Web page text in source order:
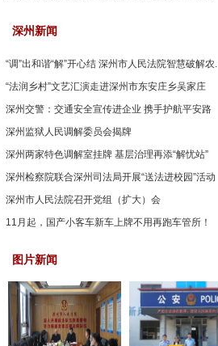
深州新闻
“调”出和谐“解”开心结 深州市人民法院智慧破解农...
“法润乡村”文艺汇演走进深州市东安庄乡吴家庄
深州交警：交通安全宣传进企业 携手护航平安路
深州监狱人民调解委员会揭牌
深州两家特色调解室挂牌 基层治理再添“解忧站”
深州检察院联合深州司法局开展“送法进校园”活动
深州市人民法院召开党组（扩大）会
11月起，国产小客车新车上牌不用再跑车管所！
图片新闻